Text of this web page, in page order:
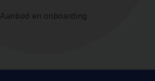
Aanbod en onboarding